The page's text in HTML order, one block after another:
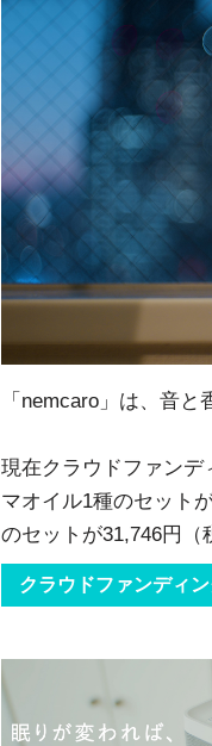
「nemcaro」は、音
現在クラウドファンデ
マオイル1種のセット
のセットが31,746円（
クラウドファンディ